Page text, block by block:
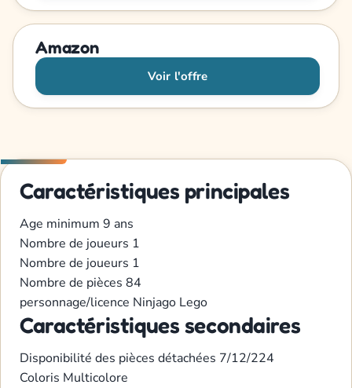
Amazon
Voir l'offre
Caractéristiques principales
Age minimum 9 ans
Nombre de joueurs 1
Nombre de joueurs 1
Nombre de pièces 84
personnage/licence Ninjago Lego
Caractéristiques secondaires
Disponibilité des pièces détachées 7/12/224
Coloris Multicolore